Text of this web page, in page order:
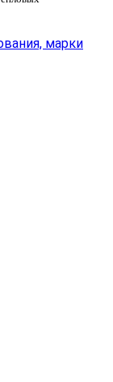
марки